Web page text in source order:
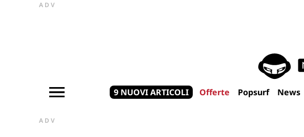
ADV
9 NUOVI ARTICOLI Offerte Popsurf News
ADV